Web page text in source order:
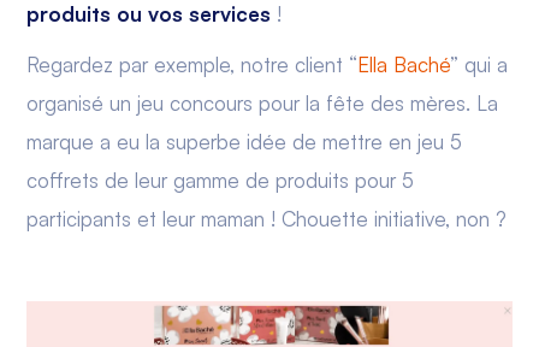
produits ou vos services !
Regardez par exemple, notre client “Ella Baché” qui a
organisé un jeu concours pour la fête des mères. La
marque a eu la superbe idée de mettre en jeu 5
coffrets de leur gamme de produits pour 5
participants et leur maman ! Chouette initiative, non ?